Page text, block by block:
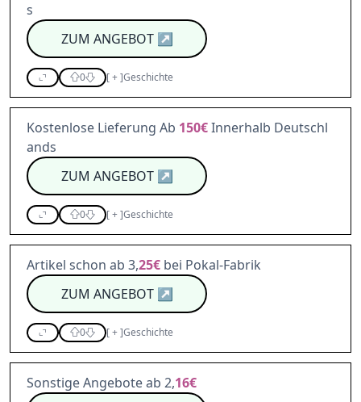
s
ZUM ANGEBOT↗
0 [+]Geschichte
Kostenlose Lieferung Ab 150€Innerhalb Deutschl
ands
ZUM ANGEBOT↗
0 [+]Geschichte
Artikel schon ab 3,25€ bei Pokal-Fabrik
ZUM ANGEBOT↗
0 [+]Geschichte
Sonstige Angebote ab 2,16€